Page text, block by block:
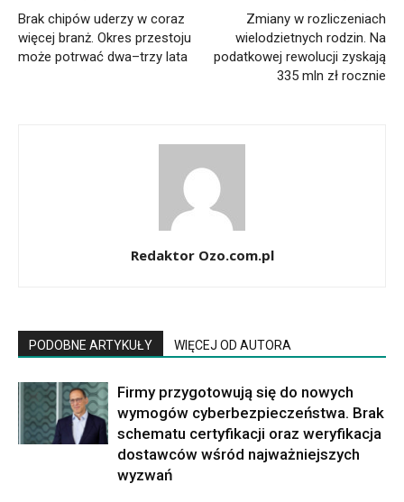
Brak chipów uderzy w coraz
więcej branż. Okres przestoju
może potrwać dwa–trzy lata
Zmiany w rozliczeniach
wielodzietnych rodzin. Na
podatkowej rewolucji zyskają
335 mln zł rocznie
Redaktor Ozo.com.pl
PODOBNE ARTYKUŁY WIĘCEJ OD AUTORA
Firmy przygotowują się do nowych
wymogów cyberbezpieczeństwa. Brak
schematu certyfikacji oraz weryfikacja
dostawców wśród najważniejszych
wyzwań